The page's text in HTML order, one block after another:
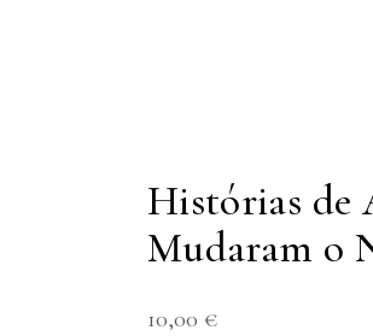
Histórias de
Mudaram o
10,00 €